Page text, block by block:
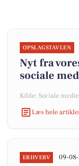
OPSLAGSTAVLEN
Nyt fra
sociale
Kilde: Sociale
Læs hele
ERHVERV 09-